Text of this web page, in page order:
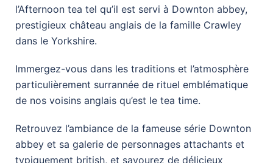
l’Afternoon tea tel qu’il est servi à Downton abbey,
prestigieux château anglais de la famille Crawley
dans le Yorkshire.
Immergez-vous dans les traditions et l’atmosphère
particulièrement surrannée de rituel emblématique
de nos voisins anglais qu’est le tea time.
Retrouvez l’ambiance de la fameuse série Downton
abbey et sa galerie de personnages attachants et
typiquement british, et savourez de délicieux